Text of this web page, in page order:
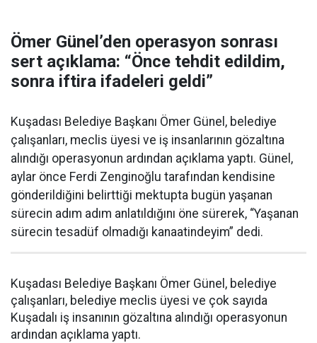
Ömer Günel’den operasyon sonrası
sert açıklama: “Önce tehdit edildim,
sonra iftira ifadeleri geldi”
Kuşadası Belediye Başkanı Ömer Günel, belediye
çalışanları, meclis üyesi ve iş insanlarının gözaltına
alındığı operasyonun ardından açıklama yaptı. Günel,
aylar önce Ferdi Zenginoğlu tarafından kendisine
gönderildiğini belirttiği mektupta bugün yaşanan
sürecin adım adım anlatıldığını öne sürerek, “Yaşanan
sürecin tesadüf olmadığı kanaatindeyim” dedi.
Kuşadası Belediye Başkanı Ömer Günel, belediye
çalışanları, belediye meclis üyesi ve çok sayıda
Kuşadalı iş insanının gözaltına alındığı operasyonun
ardından açıklama yaptı.